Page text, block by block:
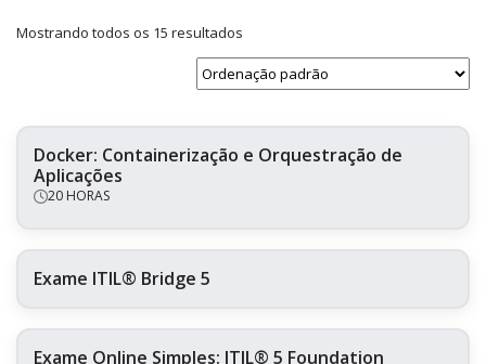
Mostrando todos os 15 resultados
Docker: Containerização e Orquestração de
Aplicações
20 HORAS
Exame ITIL® Bridge 5
Exame Online Simples: ITIL® 5 Foundation